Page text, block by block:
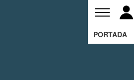
PORTADA